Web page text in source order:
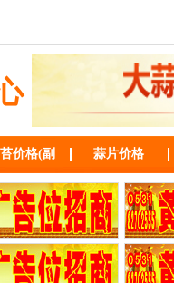
价格(副 蒜片价格